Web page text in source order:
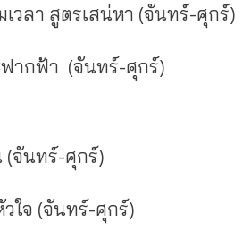
วลา สูตรเสน่หา (จันทร์-ศุกร์)
ากฟ้า (จันทร์-ศุกร์)
(จันทร์-ศุกร์)
ใจ (จันทร์-ศุกร์)